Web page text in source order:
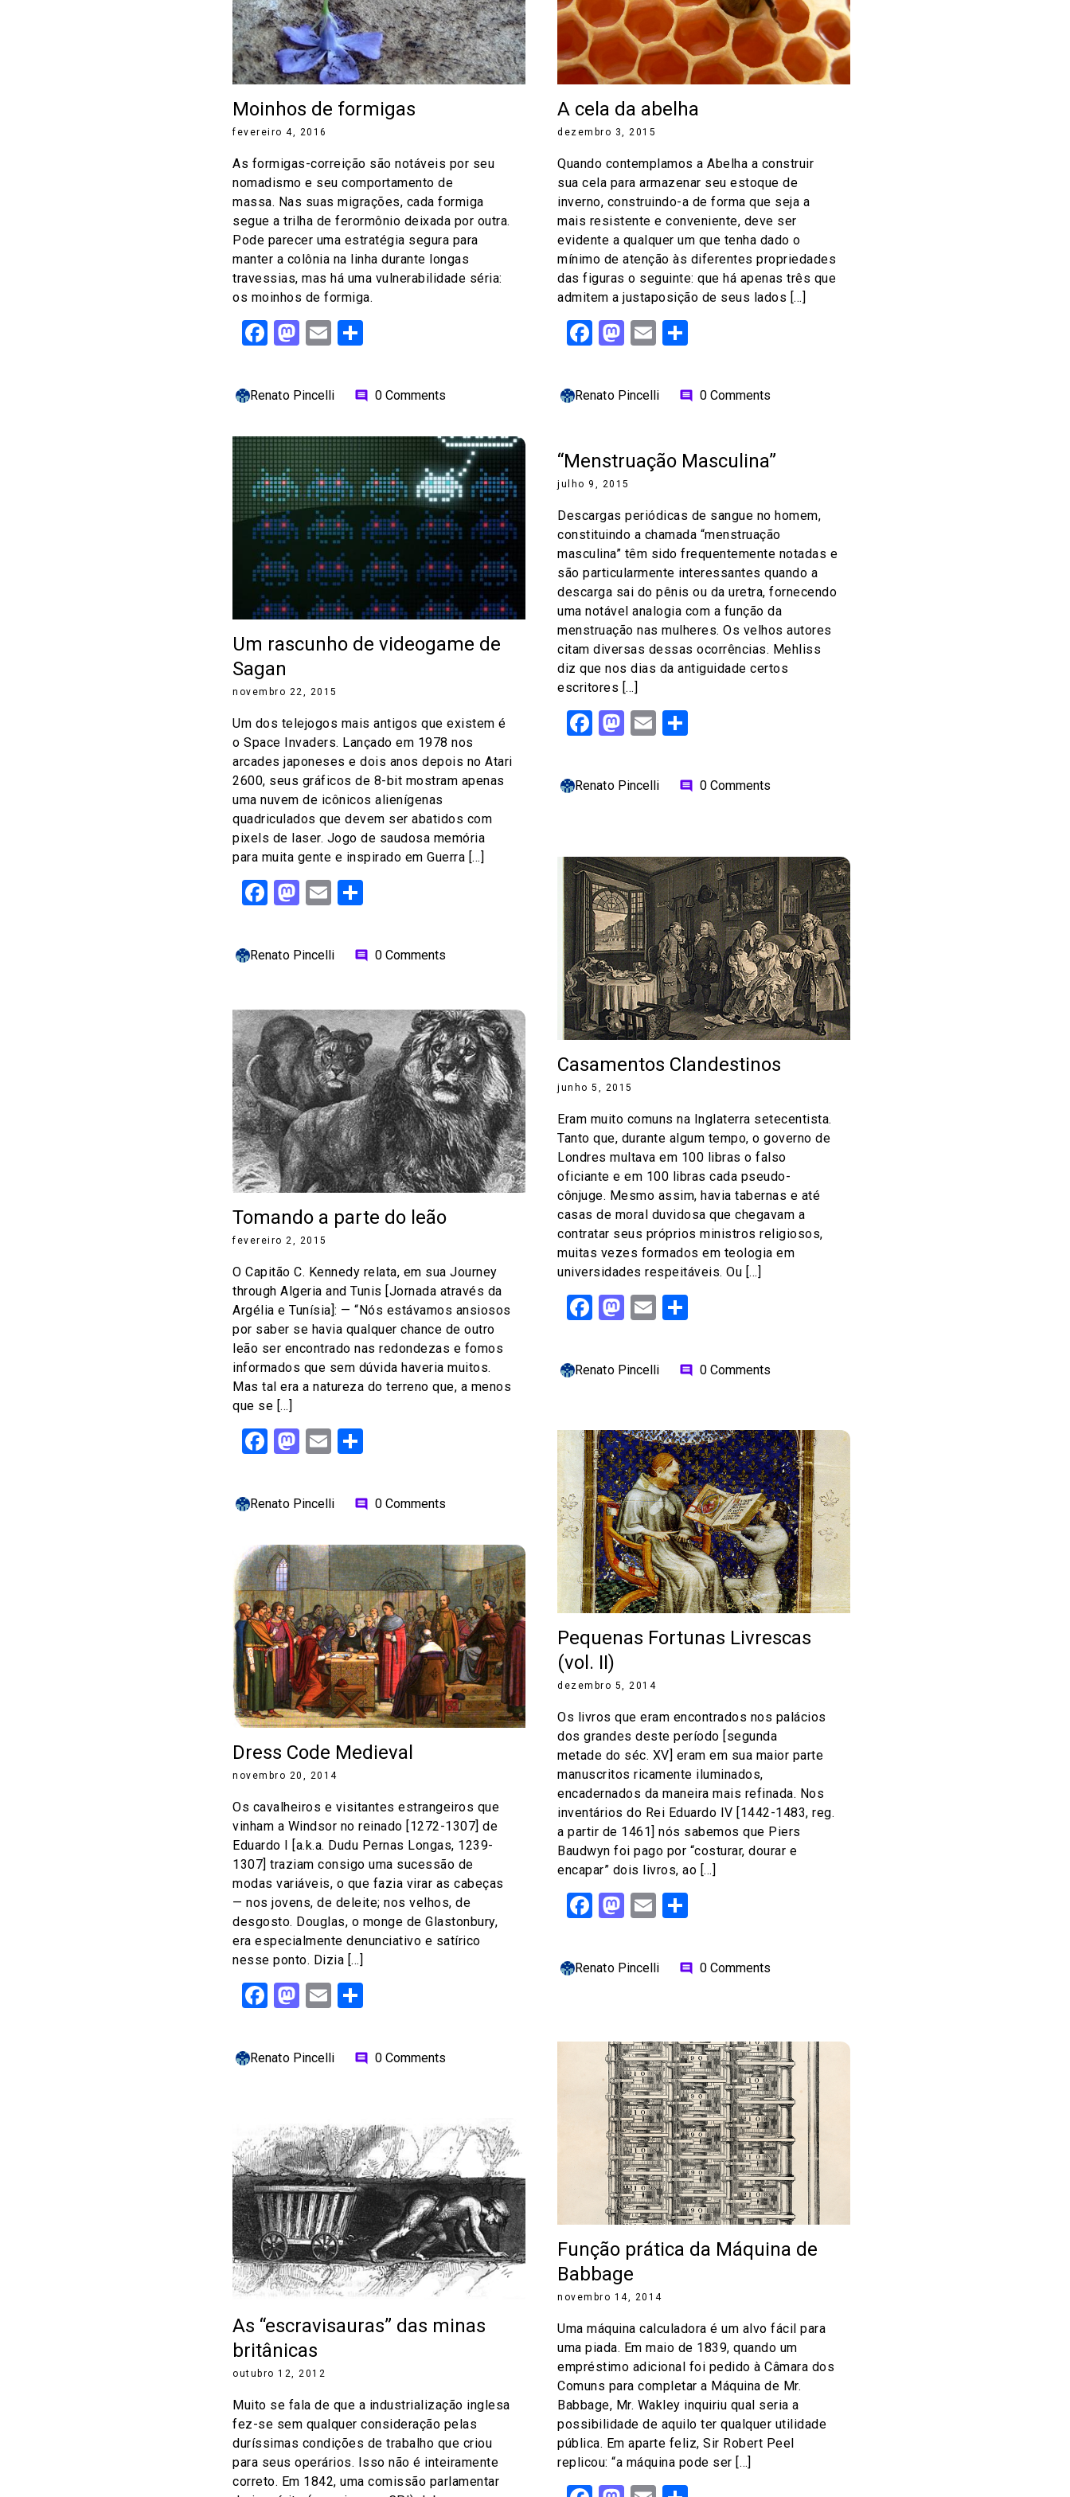
Moinhos de formigas
fevereiro 4, 2016
As formigas-correição são notáveis por seu
nomadismo e seu comportamento de
massa. Nas suas migrações, cada formiga
segue a trilha de ferormônio deixada por outra.
Pode parecer uma estratégia segura para
manter a colônia na linha durante longas
travessias, mas há uma vulnerabilidade séria:
os moinhos de formiga.
Facebook
Mastodon
Email
Renato Pincelli comment 0 Comments
A cela da abelha
dezembro 3, 2015
Quando contemplamos a Abelha a construir
sua cela para armazenar seu estoque de
inverno, construindo-a de forma que seja a
mais resistente e conveniente, deve ser
evidente a qualquer um que tenha dado o
mínimo de atenção às diferentes propriedades
das figuras o seguinte: que há apenas três que
admitem a justaposição de seus lados […]
Facebook
Mastodon
Email
Renato Pincelli comment 0 Comments
Um rascunho de videogame de
Sagan
novembro 22, 2015
Um dos telejogos mais antigos que existem é
o Space Invaders. Lançado em 1978 nos
arcades japoneses e dois anos depois no Atari
2600, seus gráficos de 8-bit mostram apenas
uma nuvem de icônicos alienígenas
quadriculados que devem ser abatidos com
pixels de laser. Jogo de saudosa memória
para muita gente e inspirado em Guerra […]
Facebook
Mastodon
Email
Renato Pincelli comment 0 Comments
“Menstruação Masculina”
julho 9, 2015
Descargas periódicas de sangue no homem,
constituindo a chamada “menstruação
masculina” têm sido frequentemente notadas e
são particularmente interessantes quando a
descarga sai do pênis ou da uretra, fornecendo
uma notável analogia com a função da
menstruação nas mulheres. Os velhos autores
citam diversas dessas ocorrências. Mehliss
diz que nos dias da antiguidade certos
escritores […]
Facebook
Mastodon
Email
Renato Pincelli comment 0 Comments
Casamentos Clandestinos
junho 5, 2015
Eram muito comuns na Inglaterra setecentista.
Tanto que, durante algum tempo, o governo de
Londres multava em 100 libras o falso
oficiante e em 100 libras cada pseudo-
cônjuge. Mesmo assim, havia tabernas e até
casas de moral duvidosa que chegavam a
contratar seus próprios ministros religiosos,
muitas vezes formados em teologia em
universidades respeitáveis. Ou […]
Facebook
Mastodon
Email
Renato Pincelli comment 0 Comments
Tomando a parte do leão
fevereiro 2, 2015
O Capitão C. Kennedy relata, em sua Journey
through Algeria and Tunis [Jornada através da
Argélia e Tunísia]: — “Nós estávamos ansiosos
por saber se havia qualquer chance de outro
leão ser encontrado nas redondezas e fomos
informados que sem dúvida haveria muitos.
Mas tal era a natureza do terreno que, a menos
que se […]
Facebook
Mastodon
Email
Renato Pincelli comment 0 Comments
Pequenas Fortunas Livrescas
(vol. II)
dezembro 5, 2014
Os livros que eram encontrados nos palácios
dos grandes deste período [segunda
metade do séc. XV] eram em sua maior parte
manuscritos ricamente iluminados,
encadernados da maneira mais refinada. Nos
inventários do Rei Eduardo IV [1442-1483, reg.
a partir de 1461] nós sabemos que Piers
Baudwyn foi pago por “costurar, dourar e
encapar” dois livros, ao […]
Facebook
Mastodon
Email
Renato Pincelli comment 0 Comments
Dress Code Medieval
novembro 20, 2014
Os cavalheiros e visitantes estrangeiros que
vinham a Windsor no reinado [1272-1307] de
Eduardo I [a.k.a. Dudu Pernas Longas, 1239-
1307] traziam consigo uma sucessão de
modas variáveis, o que fazia virar as cabeças
— nos jovens, de deleite; nos velhos, de
desgosto. Douglas, o monge de Glastonbury,
era especialmente denunciativo e satírico
nesse ponto. Dizia […]
Facebook
Mastodon
Email
Renato Pincelli comment 0 Comments
Função prática da Máquina de
Babbage
novembro 14, 2014
Uma máquina calculadora é um alvo fácil para
uma piada. Em maio de 1839, quando um
empréstimo adicional foi pedido à Câmara dos
Comuns para completar a Máquina de Mr.
Babbage, Mr. Wakley inquiriu qual seria a
possibilidade de aquilo ter qualquer utilidade
pública. Em aparte feliz, Sir Robert Peel
replicou: “a máquina pode ser […]
As “escravisauras” das minas
britânicas
outubro 12, 2012
Muito se fala de que a industrialização inglesa
fez-se sem qualquer consideração pelas
duríssimas condições de trabalho que criou
para seus operários. Isso não é inteiramente
correto. Em 1842, uma comissão parlamentar